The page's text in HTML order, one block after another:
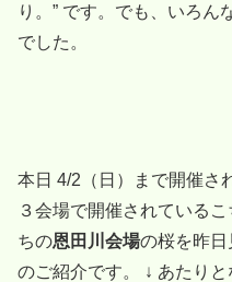
り。” です。でも、いろん
でした。
本日 4/2（日）まで開催さ
３会場で開催されている
ちの恩田川会場の桜を昨
のご紹介です。 ↓ あたりと